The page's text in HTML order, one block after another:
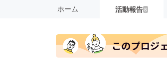
ホーム 活動報告8